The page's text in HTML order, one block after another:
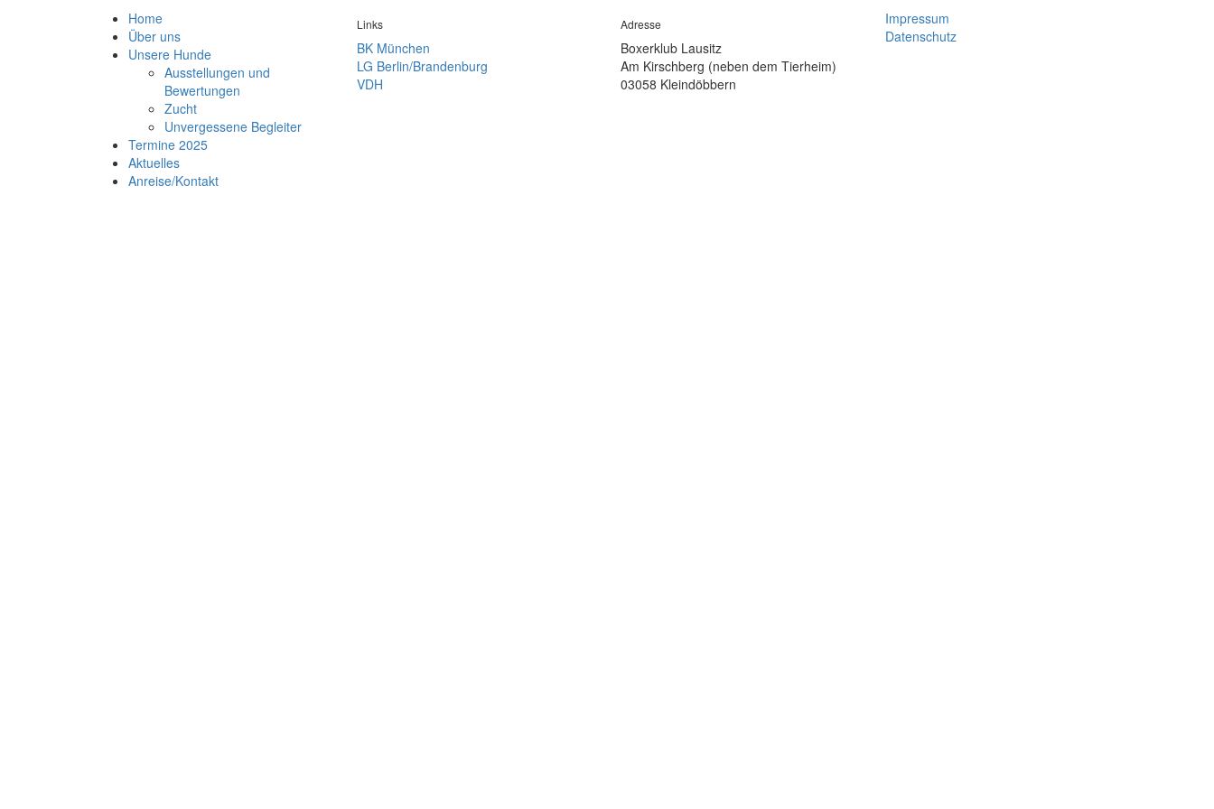
Home
Über uns
Unsere Hunde
Ausstellungen und
Bewertungen
Zucht
Unvergessene Begleiter
Termine 2025
Aktuelles
Anreise/Kontakt
Links
BK München
LG Berlin/Brandenburg
VDH
Adresse
Boxerklub Lausitz
Am Kirschberg (neben dem Tierheim)
03058 Kleindöbbern
Impressum
Datenschutz